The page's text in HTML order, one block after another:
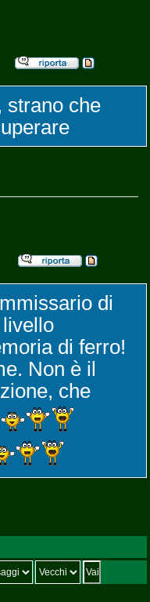
strano che
di
di ferro!
Non è il
che